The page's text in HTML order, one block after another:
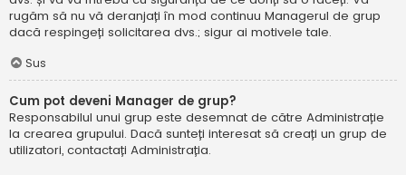
rugăm să nu vă deranjați în mod continuu Managerul de grup
dacă respingeți solicitarea dvs.; sigur ai motivele tale.
Sus
Cum pot deveni Manager de grup?
Responsabilul unui grup este desemnat de către Administrație
la crearea grupului. Dacă sunteți interesat să creați un grup de
utilizatori, contactați Administrația.